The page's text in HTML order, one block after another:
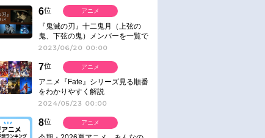
6位
『鬼滅の刃』十二鬼月（上弦の
鬼、下弦の鬼）メンバーを一覧で
紹介＆解説（登場鬼の情報まと
2023/06/20 00:00
アニメ
7位
アニメ『Fate』シリーズ見る順番
をわかりやすく解説
2024/05/23 00:00
アニメ
8位
アニメ